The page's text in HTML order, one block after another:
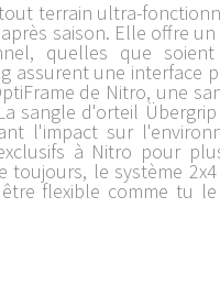
terrain ultra-
saison. Elle offre
quelles que
assurent une interface
de Nitro, une
sangle d'orteil
l'impact sur
à Nitro pour
le système
flexible comme tu